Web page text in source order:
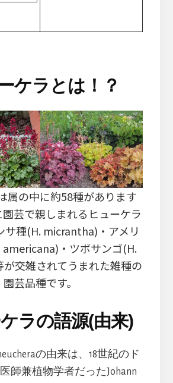
ケラとは！？
属の中に約58種があります
芸で親しまれるヒューケラ
サ種(H. micrantha)・アメリ
americana)・ツボサンゴ(H.
交雑されてうまれた雑種の
園芸品種です。
ラの語源(由来)
の由来は、18世紀のド
師兼植物学者だったJohann